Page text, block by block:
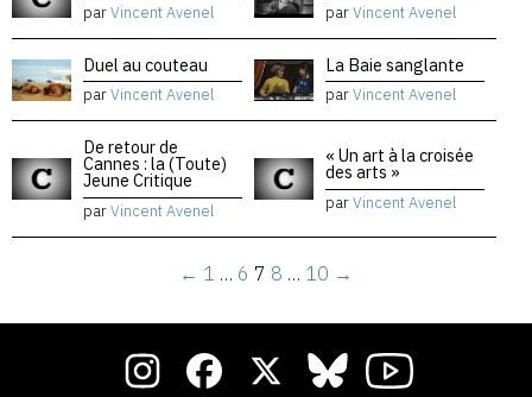
parVincent Avenel parVincent Avenel
Duel au couteau
parVincent Avenel
La Baie sanglante
parVincent Avenel
De retour de
Cannes : la (Toute)
Jeune Critique
parVincent Avenel
« Un art à la croisée
des arts »
parVincent Avenel
← 1 … 6 7 8 … 10 →